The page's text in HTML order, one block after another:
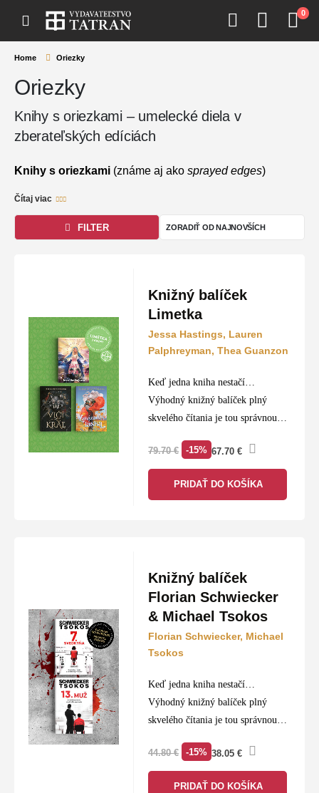
0
Home Oriezky
Oriezky
Knihy s oriezkami – umelecké diela v
zberateľských edíciách
Knihy s oriezkami (známe aj ako sprayed edges)
detail, kde sú hrany stránok zdobené farbami alebo
umeleckými motívmi, ktoré ladia s obálkou.
Vydavateľstvo Tatranprináša tieto špeciálne edície pre
Farebné, metalické alebo ilustrované
hrany strán (sprayed edges).
Vhodné ako:Prémiový darček pre knihomoľov a
fanúšikov zberateľských kúskov.
Zákaznícky servis:
Rýchle online objednanie
naslovtatran.sk
Čítaj viac
FILTER
Knižný balíček
Limetka
Jessa Hastings, Lauren
Palphreyman, Thea Guanzon
Keď jedna kniha nestačí…
Výhodný knižný balíček plný
skvelého čítania je tou správnou
79.70€ -15% 67.70 €
PRIDAŤ DO KOŠÍKA
Knižný balíček
Florian Schwiecker
& Michael Tsokos
Florian Schwiecker, Michael
Tsokos
Keď jedna kniha nestačí…
Výhodný knižný balíček plný
skvelého čítania je tou správnou
44.80€ -15% 38.05 €
PRIDAŤ DO KOŠÍKA